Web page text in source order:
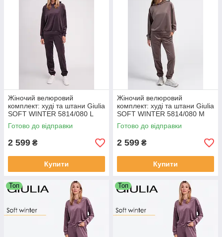
Жіночий велюровий
комплект: худі та штани Giulia
SOFT WINTER 5814/080 L
Violet-dark lavender,
бавовняний велюр, з
Готово до відправки
2 599 ₴
Купити
Жіночий велюровий
комплект: худі та штани Giulia
SOFT WINTER 5814/080 M
Brown-mokko
Готово до відправки
2 599 ₴
Купити
Топ Топ